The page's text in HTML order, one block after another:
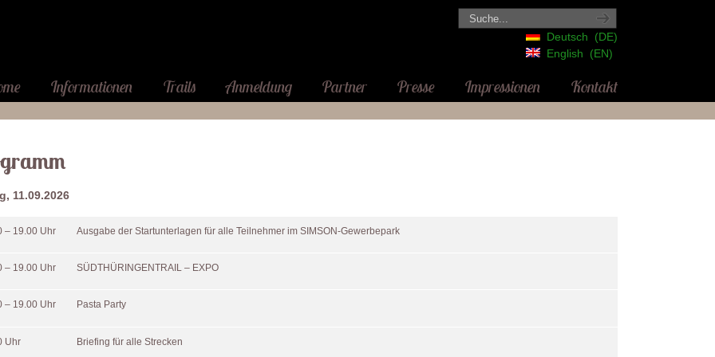
Deutsch
DE
English
EN
Informationen Trails Anmeldung Partner Presse Impressionen Kontakt
11.09.2026
– 19.00 Uhr Ausgabe der Startunterlagen für alle Teilnehmer im SIMSON-Gewerbepark
– 19.00 Uhr SÜDTHÜRINGENTRAIL – EXPO
– 19.00 Uhr Pasta Party
Uhr Briefing für alle Strecken